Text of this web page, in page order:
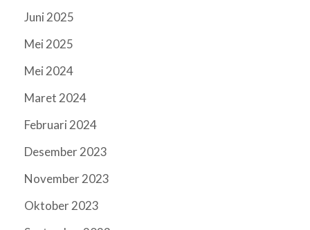
Juni 2025
Mei 2025
Mei 2024
Maret 2024
Februari 2024
Desember 2023
November 2023
Oktober 2023